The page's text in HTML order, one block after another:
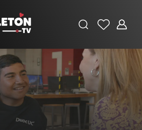
BuscarFavoritos